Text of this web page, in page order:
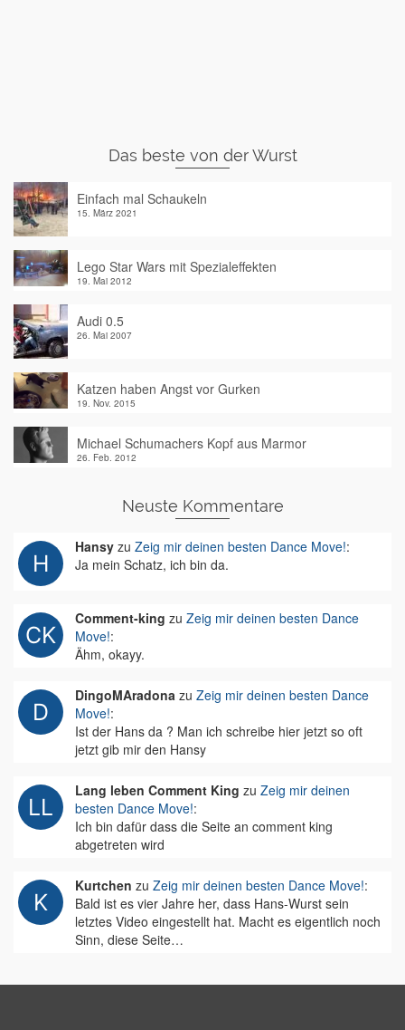
Das beste von der Wurst
Einfach mal Schaukeln
15. März 2021
Lego Star Wars mit Spezialeffekten
19. Mai 2012
Audi 0.5
26. Mai 2007
Katzen haben Angst vor Gurken
19. Nov. 2015
Michael Schumachers Kopf aus Marmor
26. Feb. 2012
Neuste Kommentare
Hansy zu Zeig mir deinen besten Dance Move!:
Ja mein Schatz, ich bin da.
Comment-king zu Zeig mir deinen besten Dance
Move!:
Ähm, okayy.
DingoMAradona zu Zeig mir deinen besten Dance
Move!:
Ist der Hans da ? Man ich schreibe hier jetzt so oft
jetzt gib mir den Hansy
Lang leben Comment King zu Zeig mir deinen
besten Dance Move!:
Ich bin dafür dass die Seite an comment king
abgetreten wird
Kurtchen zu Zeig mir deinen besten Dance Move!:
Bald ist es vier Jahre her, dass Hans-Wurst sein
letztes Video eingestellt hat. Macht es eigentlich noch
Sinn, diese Seite…